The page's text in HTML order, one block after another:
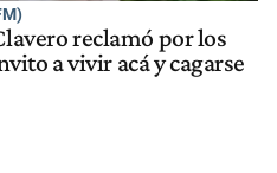
reclamó por los
a vivir acá y cagarse